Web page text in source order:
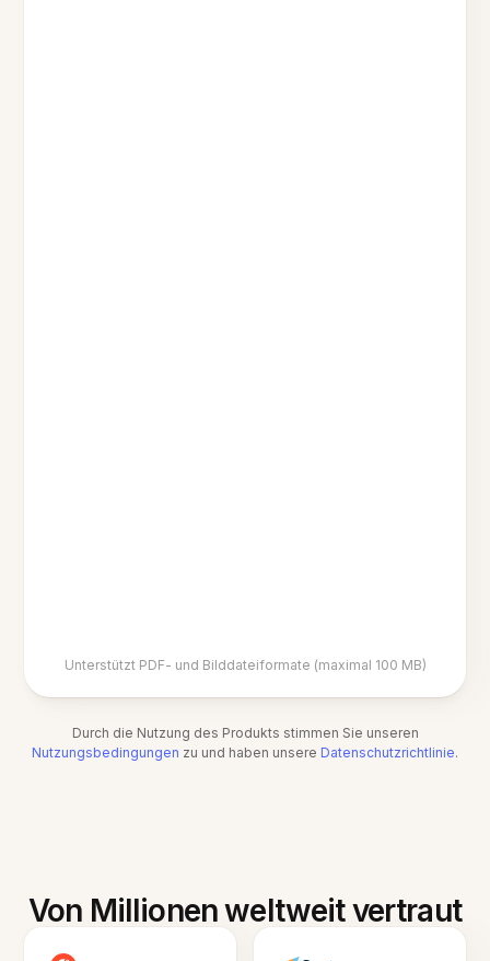
Unterstützt PDF- und Bilddateiformate (maximal 100 MB)
Durch die Nutzung des Produkts stimmen Sie unseren
Nutzungsbedingungen zu und haben unsere Datenschutzrichtlinie.
Von Millionen weltweit vertraut